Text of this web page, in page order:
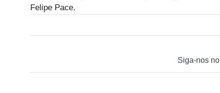
Felipe Pace.
Siga-nos no